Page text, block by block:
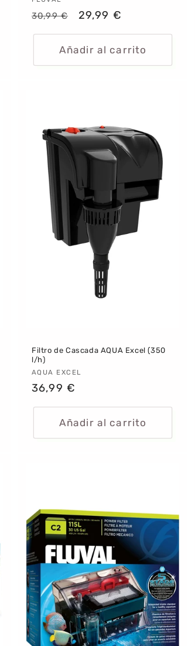
Precio
30,99 €
Precio
oferta
29,99 €
Añadir al carrito
Filtro de Cascada AQUA Excel (350
l/h)
Proveedor:
AQUA EXCEL
Precio
36,99 €
Añadir al carrito